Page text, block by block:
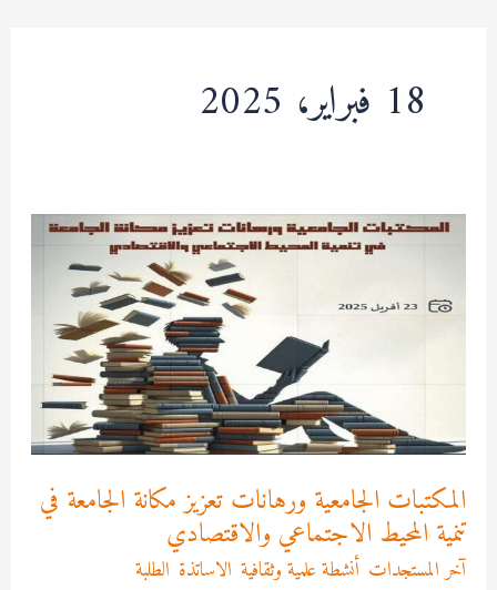
18 فبراير، 2025
المكتبات الجامعية ورهانات تعزيز مكانة الجامعة في
تنمية المحيط الاجتماعي والاقتصادي
آخر المستجدات أنشطة علمية وثقافية, الاساتذة الطلبة/
المكتبات
ورهانات
تنمية
المحيط
الاجتماعي
والاقتصادي